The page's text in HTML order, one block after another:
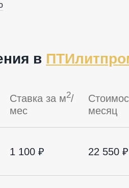
в
Ставка за м2/
мес
месяц
1 100 ₽ 22 550 ₽